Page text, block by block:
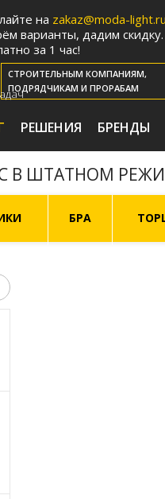
на zakaz@moda-light.ru
варианты, дадим скидку.
за 1 час!
СТРОИТЕЛЬНЫМ КОМПАНИЯМ,
ПОДРЯДЧИКАМ И ПРОРАБАМ
РЕШЕНИЯ БРЕНДЫ
В ШТАТНОМ
БРА